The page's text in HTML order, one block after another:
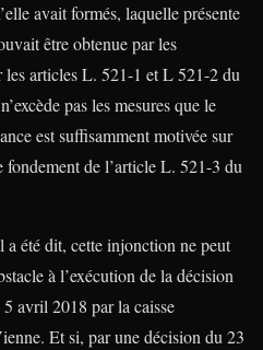
avait formés, laquelle présente
être obtenue par les
les articles L. 521-1 et L 521-2 du
pas les mesures que le
est suffisamment motivée sur
de l’article L. 521-3 du
été dit, cette injonction ne peut
à l’exécution de la décision
avril 2018 par la caisse
Et si, par une décision du 23